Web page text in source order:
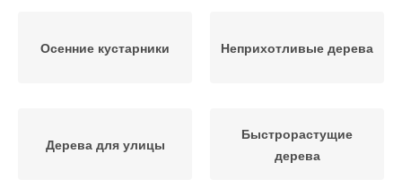
Осенние кустарники Неприхотливые дерева
Дерева для улицы
Быстрорастущие
дерева